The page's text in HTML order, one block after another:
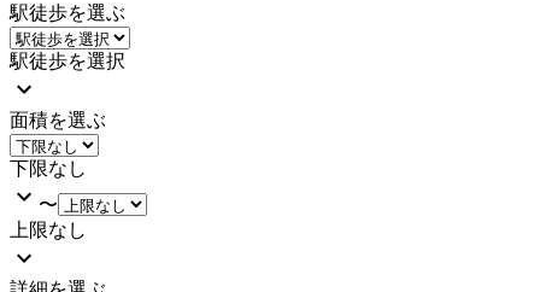
駅徒歩を選ぶ
駅徒歩を選択
面積を選ぶ
下限なし
〜
上限なし